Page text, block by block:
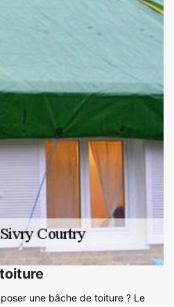
une bâche de toiture ? Le